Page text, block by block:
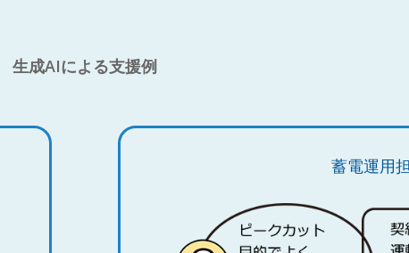
生成AIによる支援例
蓄電運用